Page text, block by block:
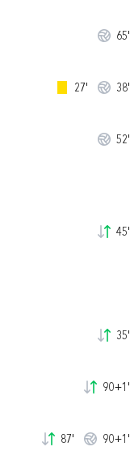
65'
27' 38'
52'
45'
35'
90+1'
87' 90+1'